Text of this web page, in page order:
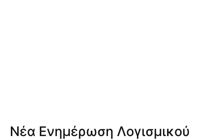
Νέα Ενημέρωση Λογισμικού